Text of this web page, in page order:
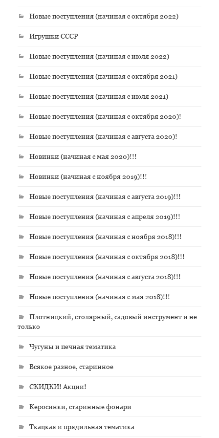
Новые поступления (начиная с октября 2022)
Игрушки СССР
Новые поступления (начиная с июля 2022)
Новые поступления (начиная с октября 2021)
Новые поступления (начиная с июля 2021)
Новые поступления (начиная с октября 2020)!
Новые поступления (начиная с августа 2020)!
Новинки (начиная с мая 2020)!!!
Новинки (начиная с ноября 2019)!!!
Новые поступления (начиная с августа 2019)!!!
Новые поступления (начиная с апреля 2019)!!!
Новые поступления (начиная с ноября 2018)!!!
Новые поступления (начиная с октября 2018)!!!
Новые поступления (начиная с августа 2018)!!!
Новые поступления (начиная с мая 2018)!!!
Плотницкий, столярный, садовый инструмент и не
только
Чугуны и печная тематика
Всякое разное, старинное
СКИДКИ! Акции!
Керосинки, старинные фонари
Ткацкая и прядильная тематика